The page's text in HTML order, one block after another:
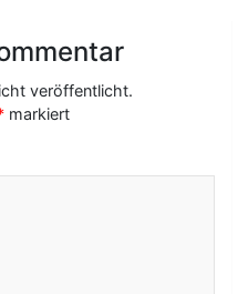
veröffentlicht.
markiert